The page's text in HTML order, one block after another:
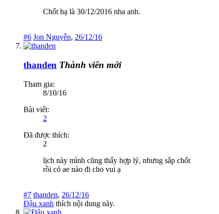
Chốt hạ là 30/12/2016 nha anh.
#6 Jon Nguyễn, 26/12/16
thanden Thành viên mới
Tham gia:
8/10/16
Bài viết:
2
Đã được thích:
2
lịch này mình cũng thấy hợp lý, nhưng sắp chốt
rồi có ae nào đi cho vui ạ
#7 thanden, 26/12/16
Đậu xanh thích nội dung này.